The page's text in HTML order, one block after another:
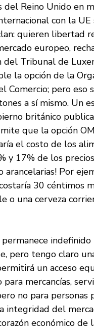
del Reino Unido en
con la UE
quieren libertad
europeo,
del Tribunal de
la opción de la
Comercio; pero eso
a sí mismo. Un
británico
que la opción
el costo de los
y 17% de los
arancelarias! Por
30 céntimos
o una cerveza
indefinido
pero tengo claro
un acceso
mercancías,
no para personas
integridad del
económico de